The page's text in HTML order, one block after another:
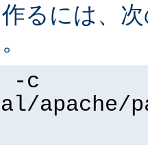
るには、
-c
apache/